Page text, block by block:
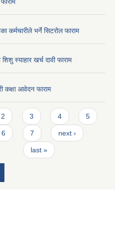
कर्मचारीले भर्ने सिटरोल फाराम
स्याहार खर्च दावी फाराम
कक्षा आवेदन फाराम
2 3 4 5
6 7 next ›
last »